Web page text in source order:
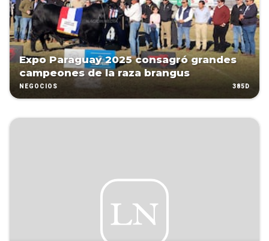
Expo Paraguay 2025 consagró grandes
campeones de la raza brangus
NEGOCIOS 385D